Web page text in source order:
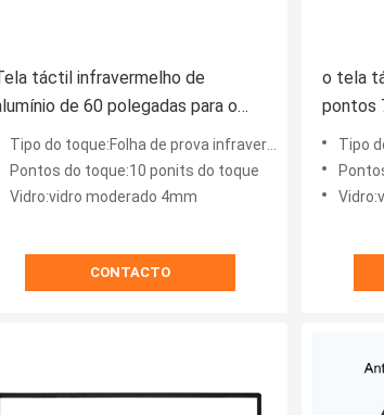
táctil infravermelho de
de 60 polegadas para o
monitor interativo do toque
Tipo do toque:Folha de prova infravermelha do quadro do toque
Pontos do toque:10 ponits do toque
Vidro:vidro moderado 4mm
CONTACTO
o tela
pontos
Tipo do